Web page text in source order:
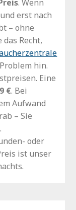
. Wenn
erst nach
– ohne
Recht,
hin.
Eine
€. Bei
Aufwand
– Sie
oder
ist unser